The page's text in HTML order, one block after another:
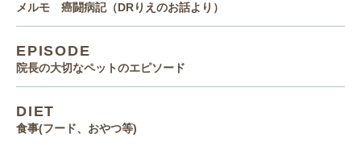
メルモ 癌闘病記（DRりえのお話より）
EPISODE
院長の大切なペットのエピソード
DIET
食事(フード、おやつ等)